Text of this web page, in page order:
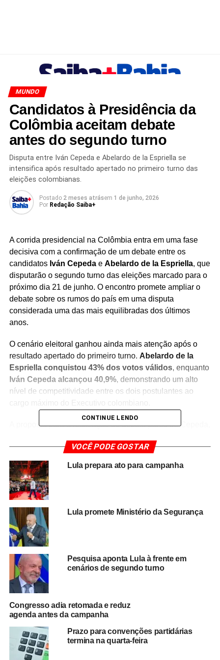
MUNDO
Candidatos à Presidência da
Colômbia aceitam debate
antes do segundo turno
Disputa entre Iván Cepeda e Abelardo de la Espriella se
intensifica após resultado apertado no primeiro turno das
eleições colombianas.
Postado 2 meses atrásem 1 de junho, 2026
Por Redação Saiba+
A corrida presidencial na Colômbia entra em uma fase
decisiva com a confirmação de um debate entre os
candidatos Iván Cepedae Abelardo de la Espriella, que
disputarão o segundo turno das eleições marcado para o
próximo dia 21 de junho. O encontro promete ampliar o
debate sobre os rumos do país em uma disputa
considerada uma das mais equilibradas dos últimos
anos.
O cenário eleitoral ganhou ainda mais atenção após o
resultado apertado do primeiro turno. Abelardo de la
Espriella conquistou 43% dos votos válidos, enquanto
Iván Cepeda alcançou 40,9%, demonstrando um alto
nível de competitividade entre os dois postulantes ao
A proposta para a realização do debate partiu de Cepeda,
o adversário. O senador de 63 anos destacou a
importância de um confronto de ideias antes da votação
decisiva e defendeu a definição de condições adequadas
para a realização do encontro.
por eleitores, analistas políticos e observadores
internacionais.
primeiro turno indica uma disputa voto a voto
aumentando a relevância dos próximos eventos de
campanha e das estratégias adotadas pelos candidatos
nas semanas finais.
lideranças do campo progressista colombiano e tem sido
associado à continuidade de pautas defendidas pelo
atual governo. Já Abelardo de la Espriella representa
uma corrente política de perfil conservador e busca
ampliar sua vantagem conquistada na primeira etapa da
CONTINUE LENDO
VOCÊ PODE GOSTAR
Lula prepara ato para campanha
Lula promete Ministério da Segurança
Pesquisa aponta Lula à frente em
cenários de segundo turno
Congresso adia retomada e reduz
agenda antes da campanha
Prazo para convenções partidárias
termina na quarta-feira